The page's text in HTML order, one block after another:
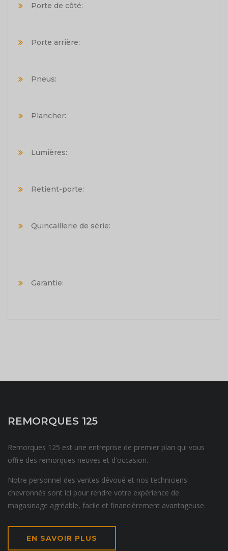
Porte de côté:
Porte arrière:
Pneus:
Plancher:
Lumières:
Retient-porte:
Quincaillerie de série:
Garantie:
REMORQUES 125
Remorques 125 est une entreprise de premier plan qui vous
offre des remorques neuves et d'occasion.
Notre personnel des ventes dévoué et nos techniciens
chevronnés sont ici pour rendre votre expérience de
magasinage agréable, facile et financièrement avantageuse.
EN SAVOIR PLUS